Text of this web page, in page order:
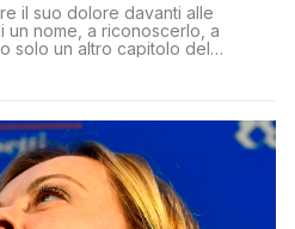
il suo dolore davanti alle
nome, a riconoscerlo, a
solo un altro capitolo del